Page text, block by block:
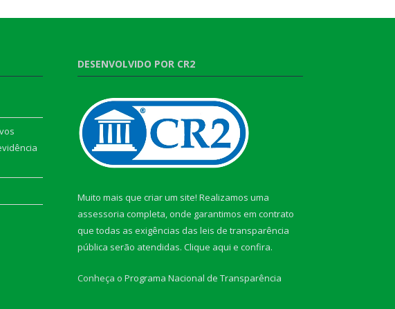
DESENVOLVIDO POR CR2
Muito mais que criar um site! Realizamos uma
assessoria completa, onde garantimos em contrato
que todas as exigências das leis de transparência
pública serão atendidas. Clique aqui e confira.
Conheça o Programa Nacional de Transparência